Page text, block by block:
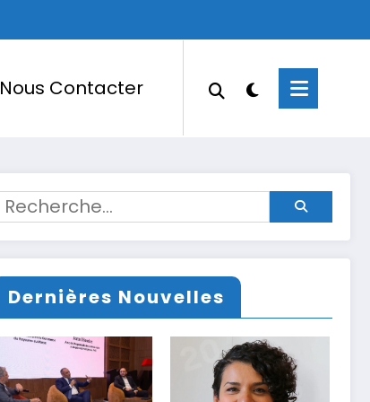
Nous Contacter
Dernières Nouvelles